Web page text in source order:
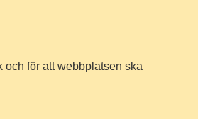
för att webbplatsen ska